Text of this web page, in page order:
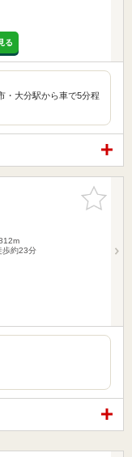
る
泉に出会う。
ら車で5分程
お気に入
りに追加
歩約23分